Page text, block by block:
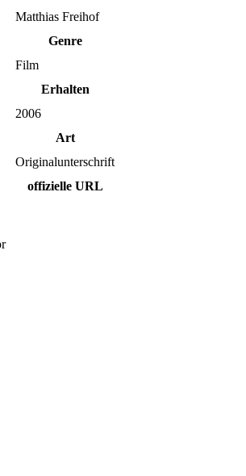
Matthias Freihof
Genre
Film
Erhalten
2006
Art
Originalunterschrift
offizielle URL